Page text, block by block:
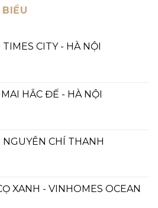
CITY - HÀ NỘI
HẮC ĐẾ - HÀ NỘI
CHÍ THANH
XANH - VINHOMES OCEAN